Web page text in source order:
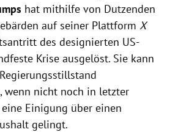
hat mithilfe von Dutzenden
auf seiner Plattform X
des designierten US-
Krise ausgelöst. Sie kann
wenn nicht noch in letzter
Einigung über einen
gelingt.